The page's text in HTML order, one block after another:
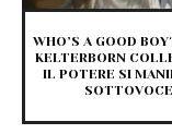
WHO’S A GOOD
KELTERBORN
IL POTERE SI
SOTTOVOCE